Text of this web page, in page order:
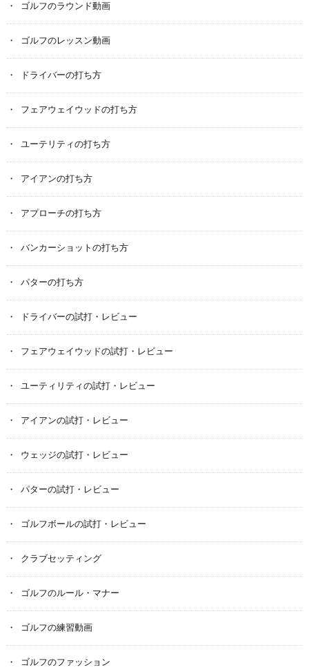
ゴルフのラウンド動画
ゴルフのレッスン動画
ドライバーの打ち方
フェアウェイウッドの打ち方
ユーテリティの打ち方
アイアンの打ち方
アプローチの打ち方
バンカーショットの打ち方
パターの打ち方
ドライバーの試打・レビュー
フェアウェイウッドの試打・レビュー
ユーティリティの試打・レビュー
アイアンの試打・レビュー
ウェッジの試打・レビュー
パターの試打・レビュー
ゴルフボールの試打・レビュー
クラブセッティング
ゴルフのルール・マナー
ゴルフの練習動画
ゴルフのファッション